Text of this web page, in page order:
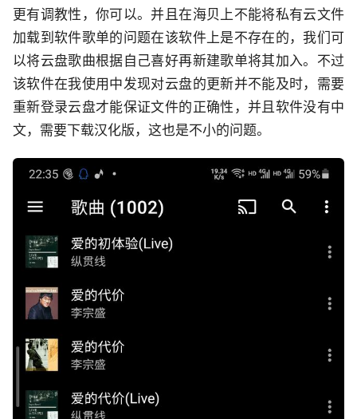
更有调教性，你可以。并且在海贝上不能将私有云文件
加载到软件歌单的问题在该软件上是不存在的，我们可
以将云盘歌曲根据自己喜好再新建歌单将其加入。不过
该软件在我使用中发现对云盘的更新并不能及时，需要
重新登录云盘才能保证文件的正确性，并且软件没有中
文，需要下载汉化版，这也是不小的问题。